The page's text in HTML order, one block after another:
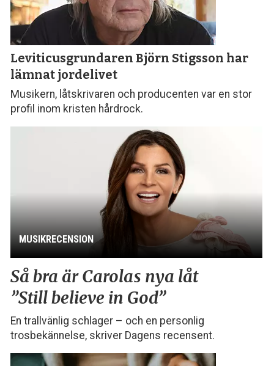
Leviticusgrundaren Björn Stigsson har
lämnat jordelivet
Musikern, låtskrivaren och producenten var en stor
profil inom kristen hårdrock.
MUSIKRECENSION
Så bra är Carolas nya låt
”Still believe in God”
En trallvänlig schlager – och en personlig
trosbekännelse, skriver Dagens recensent.